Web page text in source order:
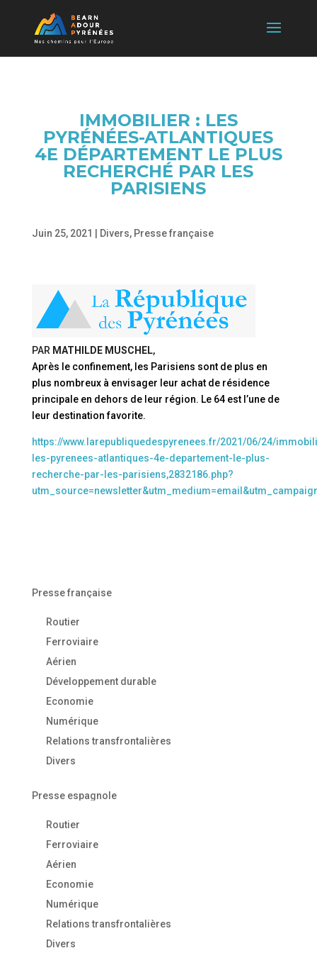
IMMOBILIER : LES
PYRÉNÉES-ATLANTIQUES
4E DÉPARTEMENT LE PLUS
RECHERCHÉ PAR LES
PARISIENS
Juin 25, 2021 Divers, Presse française
PAR MATHILDE MUSCHEL,
Après le confinement, les Parisiens sont de plus en
plus nombreux à envisager leur achat de résidence
principale en dehors de leur région. Le 64 est l’une de
leur destination favorite.
https://www.larepubliquedespyrenees.fr/2021/06/24/
les-pyrenees-atlantiques-4e-departement-le-plus-
recherche-par-les-parisiens,2832186.php?
Presse française
Routier
Ferroviaire
Aérien
Développement durable
Economie
Numérique
Relations transfrontalières
Divers
Presse espagnole
Routier
Ferroviaire
Aérien
Economie
Numérique
Relations transfrontalières
Divers